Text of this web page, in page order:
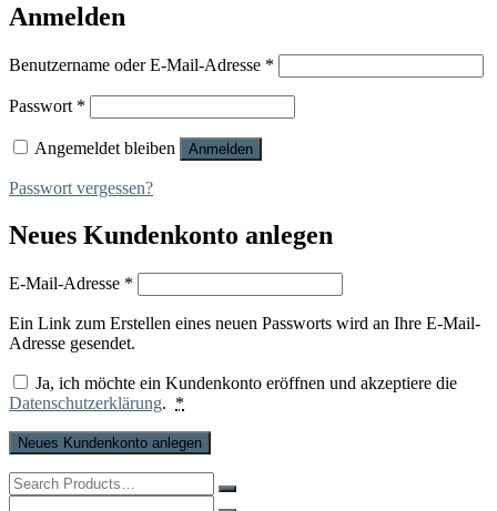
Anmelden
Benutzername oder E-Mail-Adresse *
Passwort *
Angemeldet bleiben Anmelden
Passwort vergessen?
Neues Kundenkonto anlegen
E-Mail-Adresse *
Ein Link zum Erstellen eines neuen Passworts wird an Ihre E-Mail-
Adresse gesendet.
Ja, ich möchte ein Kundenkonto eröffnen und akzeptiere die
Datenschutzerklärung. *
Neues Kundenkonto anlegen
Search
for: